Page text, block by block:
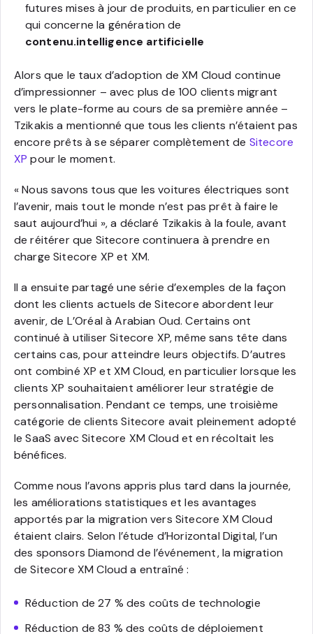
futures mises à jour de produits, en particulier en ce
qui concerne la génération de
contenu.intelligence artificielle
Alors que le taux d’adoption de XM Cloud continue
d’impressionner – avec plus de 100 clients migrant
vers le plate-forme au cours de sa première année –
Tzikakis a mentionné que tous les clients n’étaient pas
encore prêts à se séparer complètement de Sitecore
XP pour le moment.
« Nous savons tous que les voitures électriques sont
l’avenir, mais tout le monde n’est pas prêt à faire le
saut aujourd’hui », a déclaré Tzikakis à la foule, avant
de réitérer que Sitecore continuera à prendre en
charge Sitecore XP et XM.
Il a ensuite partagé une série d’exemples de la façon
dont les clients actuels de Sitecore abordent leur
avenir, de L’Oréal à Arabian Oud. Certains ont
continué à utiliser Sitecore XP, même sans tête dans
certains cas, pour atteindre leurs objectifs. D’autres
ont combiné XP et XM Cloud, en particulier lorsque les
clients XP souhaitaient améliorer leur stratégie de
personnalisation. Pendant ce temps, une troisième
catégorie de clients Sitecore avait pleinement adopté
le SaaS avec Sitecore XM Cloud et en récoltait les
bénéfices.
Comme nous l’avons appris plus tard dans la journée,
les améliorations statistiques et les avantages
apportés par la migration vers Sitecore XM Cloud
étaient clairs. Selon l’étude d’Horizontal Digital, l’un
des sponsors Diamond de l’événement, la migration
de Sitecore XM Cloud a entraîné :
Réduction de 27 % des coûts de technologie
Réduction de 83 % des coûts de déploiement